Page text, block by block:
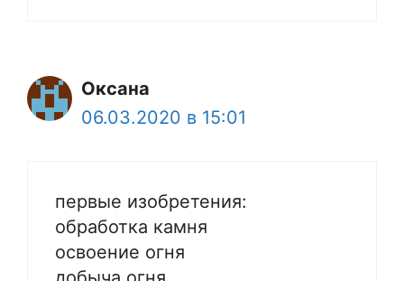
Оксана
06.03.2020 в 15:01
первые изобретения:
обработка камня
освоение огня